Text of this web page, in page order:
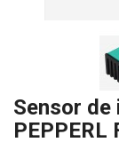
Sensor de
PEPPERL